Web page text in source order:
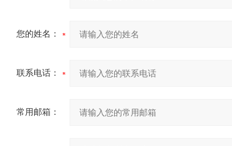
您的姓名：
联系电话：
常用邮箱：